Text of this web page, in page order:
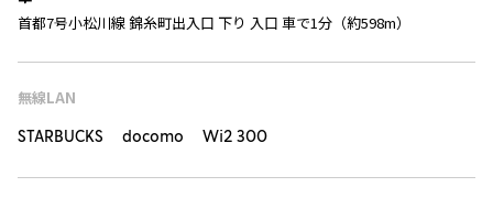
首都7号小松川線 錦糸町出入口 下り 入口 車で1分（約598m）
無線LAN
STARBUCKS docomo Wi2 300